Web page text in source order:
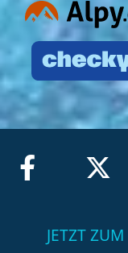
JETZT